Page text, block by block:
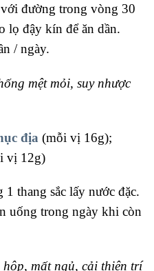
đường trong vòng 30
lọ đậy kín để ăn dần.
/ ngày.
mệt mỏi, suy nhược
địa (mỗi vị 16g);
vị 12g)
thang sắc lấy nước đặc.
uống trong ngày khi còn
mất ngủ, cải thiện trí